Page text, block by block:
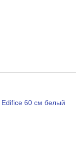
60 см белый